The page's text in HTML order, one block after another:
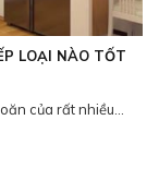
LOẠI NÀO TỐT
của rất nhiều...